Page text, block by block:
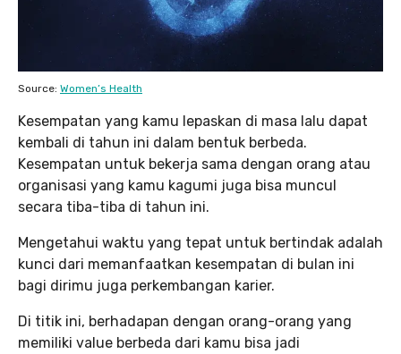
Source: Women’s Health
Kesempatan yang kamu lepaskan di masa lalu dapat
kembali di tahun ini dalam bentuk berbeda.
Kesempatan untuk bekerja sama dengan orang atau
organisasi yang kamu kagumi juga bisa muncul
secara tiba-tiba di tahun ini.
Mengetahui waktu yang tepat untuk bertindak adalah
kunci dari memanfaatkan kesempatan di bulan ini
bagi dirimu juga perkembangan karier.
Di titik ini, berhadapan dengan orang-orang yang
memiliki value berbeda dari kamu bisa jadi